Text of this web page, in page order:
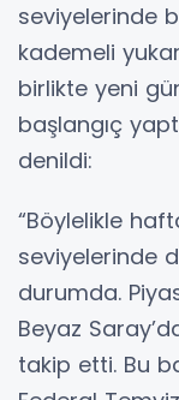
seviyelerinde
kademeli
birlikte yeni
başlangıç
denildi:
“Böylelikle
seviyelerinde
durumda.
Beyaz
takip etti. Bu